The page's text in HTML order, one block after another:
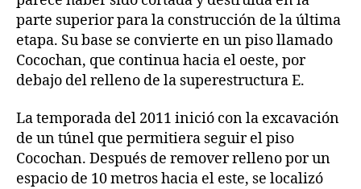
parte superior para la construcción de la última
etapa. Su base se convierte en un piso llamado
Cocochan, que continua hacia el oeste, por
debajo del relleno de la superestructura E.
La temporada del 2011 inició con la excavación
de un túnel que permitiera seguir el piso
Cocochan. Después de remover relleno por un
espacio de 10 metros hacia el este, se localizó